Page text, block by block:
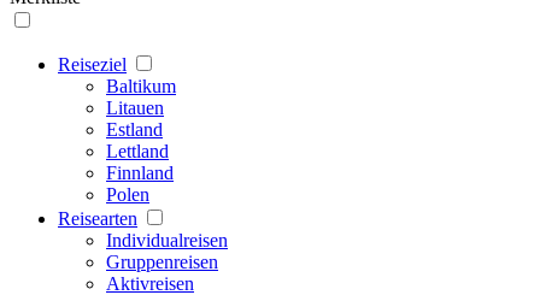
Reiseziel
Baltikum
Litauen
Estland
Lettland
Finnland
Polen
Reisearten
Individualreisen
Gruppenreisen
Aktivreisen